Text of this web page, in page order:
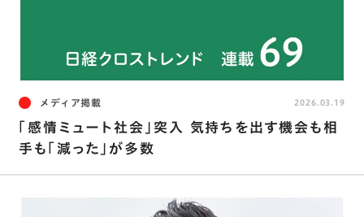
メディア掲載
「感情ミュート社会」突入 気持ちを出す機会も相
手も「減った」が多数
2026.03.19